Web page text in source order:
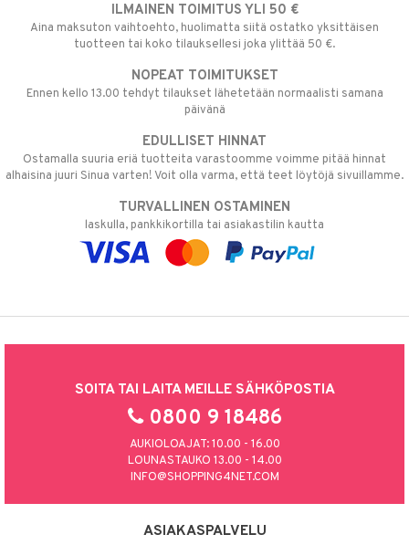
ILMAINEN TOIMITUS YLI 50 €
Aina maksuton vaihtoehto, huolimatta siitä ostatko yksittäisen
tuotteen tai koko tilauksellesi joka ylittää 50 €.
NOPEAT TOIMITUKSET
Ennen kello 13.00 tehdyt tilaukset lähetetään normaalisti samana
päivänä
EDULLISET HINNAT
Ostamalla suuria eriä tuotteita varastoomme voimme pitää hinnat
alhaisina juuri Sinua varten! Voit olla varma, että teet löytöjä sivuillamme.
TURVALLINEN OSTAMINEN
laskulla, pankkikortilla tai asiakastilin kautta
SOITA TAI LAITA MEILLE SÄHKÖPOSTIA
0800 9 18486
AUKIOLOAJAT: 10.00 - 16.00
LOUNASTAUKO 13.00 - 14.00
INFO@SHOPPING4NET.COM
ASIAKASPALVELU